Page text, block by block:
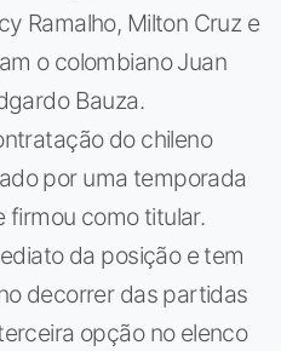
Ramalho, Milton Cruz e
o colombiano Juan
Bauza.
do chileno
por uma temporada
firmou como titular.
da posição e tem
decorrer das partidas
opção no elenco